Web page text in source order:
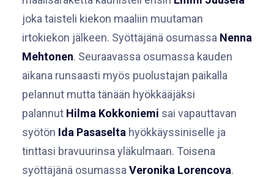
joka taisteli kiekon maaliin muutaman
irtokiekon jälkeen. Syöttäjänä osumassa Nenna
Mehtonen. Seuraavassa osumassa kauden
aikana runsaasti myös puolustajan paikalla
pelannut mutta tänään hyökkääjäksi
palannut Hilma Kokkoniemi sai vapauttavan
syötön Ida Pasaselta hyökkäyssiniselle ja
tinttasi bravuurinsa yläkulmaan. Toisena
syöttäjänä osumassa Veronika Lorencova.